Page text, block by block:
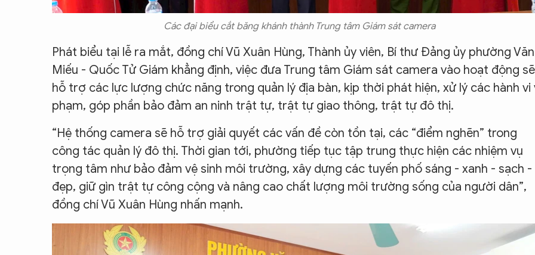
Các đại biểu cắt băng khánh thành Trung tâm Giám sát camera
Phát biểu tại lễ ra mắt, đồng chí Vũ Xuân Hùng, Thành ủy viên, Bí thư Đảng ủy phường Văn
Miếu - Quốc Tử Giám khẳng định, việc đưa Trung tâm Giám sát camera vào hoạt động sẽ
hỗ trợ các lực lượng chức năng trong quản lý địa bàn, kịp thời phát hiện, xử lý các hành vi
phạm, góp phần bảo đảm an ninh trật tự, trật tự giao thông, trật tự đô thị.
“Hệ thống camera sẽ hỗ trợ giải quyết các vấn đề còn tồn tại, các “điểm nghẽn” trong
công tác quản lý đô thị. Thời gian tới, phường tiếp tục tập trung thực hiện các nhiệm vụ
trọng tâm như bảo đảm vệ sinh môi trường, xây dựng các tuyến phố sáng - xanh - sạch -
đẹp, giữ gìn trật tự công cộng và nâng cao chất lượng môi trường sống của người dân”,
đồng chí Vũ Xuân Hùng nhấn mạnh.